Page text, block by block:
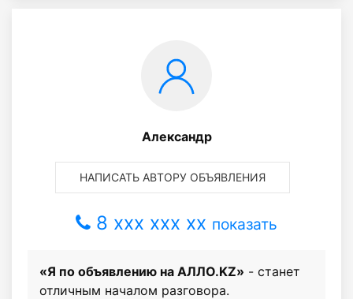
Александр
НАПИСАТЬ АВТОРУ ОБЪЯВЛЕНИЯ
8 xxx xxx xx показать
«Я по объявлению на АЛЛО.KZ» - станет
отличным началом разговора.